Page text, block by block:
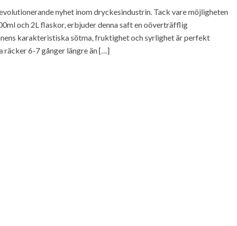
nyhet inom dryckesindustrin. Tack vare möjligheten
och 2L flaskor, erbjuder denna saft en oöverträfflig
karakteristiska sötma, fruktighet och syrlighet är perfekt
räcker 6-7 gånger längre än […]